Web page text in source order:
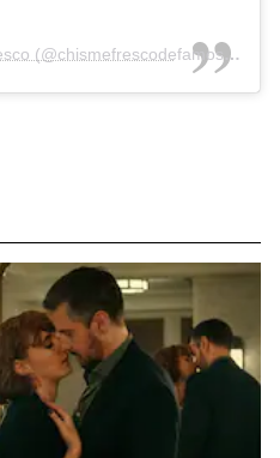
A post shared by Chisme Fresco (@chismefrescodefamosos)